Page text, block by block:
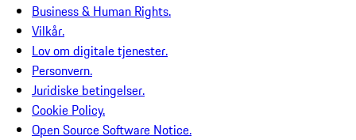
Business & Human Rights.
Vilkår.
Lov om digitale tjenester.
Personvern.
Juridiske betingelser.
Cookie Policy.
Open Source Software Notice.